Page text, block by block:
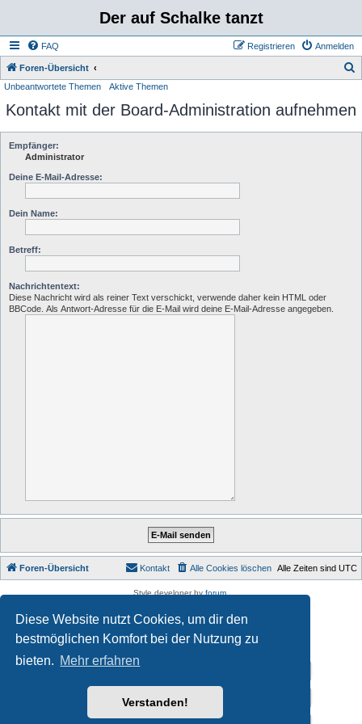
Diese Website nutzt Cookies, um dir den
bestmöglichen Komfort bei der Nutzung zu
bieten. Mehr erfahren
Verstanden!
Der auf Schalke tanzt
FAQ Anmelden
Registrieren
Foren-Übersicht
Unbeantwortete Themen Aktive Themen
Kontakt mit der Board-Administration aufnehmen
Empfänger:
Administrator
Deine E-Mail-Adresse:
Dein Name:
Betreff:
Nachrichtentext:
Diese Nachricht wird als reiner Text verschickt, verwende daher kein HTML oder
BBCode. Als Antwort-Adresse für die E-Mail wird deine E-Mail-Adresse angegeben.
Foren-Übersicht Alle Zeiten sind UTC
Alle Cookies löschen
Kontakt
Style developer by forum
Deutsche Übersetzung durchphpBB.de
Datenschutz
Nutzungsbedingungen
Datenschutzerklärung